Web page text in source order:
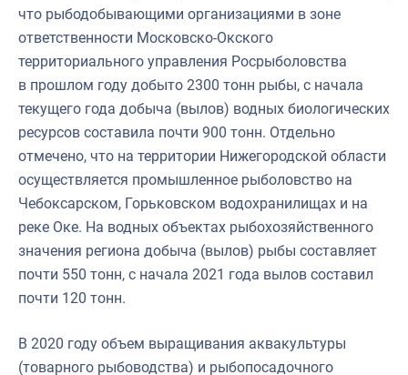
что рыбодобывающими организациями в зоне
ответственности Московско-Окского
территориального управления Росрыболовства
в прошлом году добыто 2300 тонн рыбы, с начала
текущего года добыча (вылов) водных биологических
ресурсов составила почти 900 тонн. Отдельно
отмечено, что на территории Нижегородской области
осуществляется промышленное рыболовство на
Чебоксарском, Горьковском водохранилищах и на
реке Оке. На водных объектах рыбохозяйственного
значения региона добыча (вылов) рыбы составляет
почти 550 тонн, с начала 2021 года вылов составил
почти 120 тонн.
В 2020 году объем выращивания аквакультуры
(товарного рыбоводства) и рыбопосадочного